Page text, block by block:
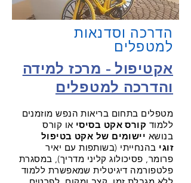
הדרכה וסדנאות
למטפלים
אקטיפול - מרכז למידה
והדרכה למטפלים
מטפלים בתחום בריאות הנפש מוזמנים
ללמוד קורס אקט בסיסי או קורס
בנושא יישומים של אקט בטיפול
זוגי בהנחייתי (בשותפות עם יאיר
פרומר, פסיכולוג קליני מדריך), במסגרת
פלטפורמה דיגיטלית שמאפשרת ללמוד